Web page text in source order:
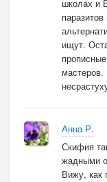
школах и
ищут.
Анна Р.
Скифия
жадными
Вижу, как